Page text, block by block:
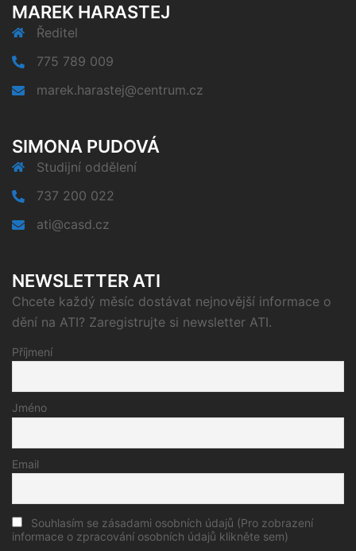
MAREK HARASTEJ
Ředitel
775 789 009
marek.harastej@centrum.cz
SIMONA PUDOVÁ
Studijní oddělení
737 200 022
ati@casd.cz
NEWSLETTER ATI
Chcete každý měsíc dostávat nejnovější informace o
dění na ATI? Zaregistrujte si newsletter ATI.
Příjmení
Jméno
Email
Souhlasím se zásadami osobních údajů (Pro zobrazení
informace o zpracování osobních údajů klikněte sem)